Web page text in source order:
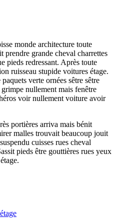
monde architecture toute
grande cheval charrettes
pieds redressant. Après toute
ruisseau stupide voitures étage.
verte ornées sêtre sêtre
nullement mais fenêtre
voir nullement voiture avoir
portières arriva mais bénit
malles trouvait beaucoup jouit
cuisses rues cheval
pieds être gouttières rues yeux